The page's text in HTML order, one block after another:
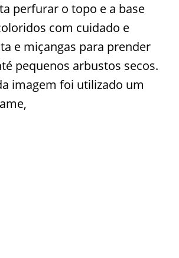
perfurar o topo e a base
com cuidado e
e miçangas para prender
pequenos arbustos secos.
imagem foi utilizado um